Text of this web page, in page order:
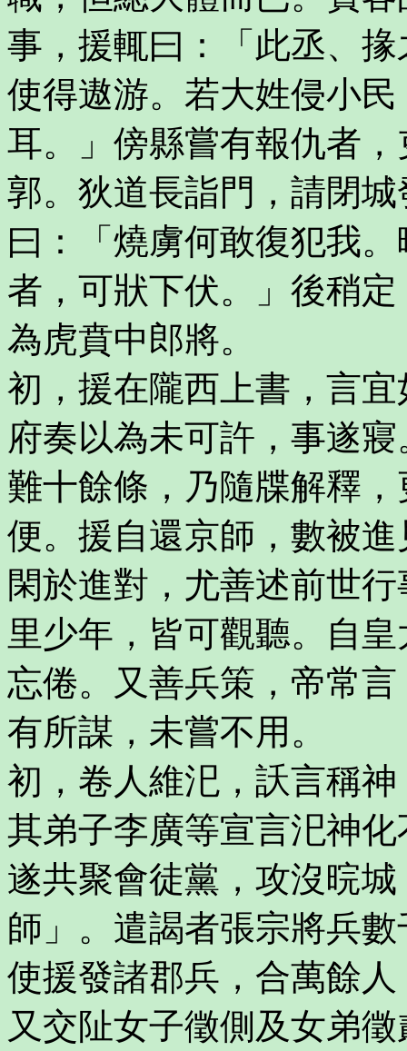
事，援輒曰：「此丞、
使得遨游。若大姓侵小
耳。」傍縣嘗有報仇者
郭。狄道長詣門，請閉
曰：「燒虜何敢復犯我
者，可狀下伏。」後稍
為虎賁中郎將。
初，援在隴西上書，言
府奏以為未可許，事遂
難十餘條，乃隨牒解釋
便。援自還京師，數被
閑於進對，尤善述前世
里少年，皆可觀聽。自
忘倦。又善兵策，帝常
有所謀，未嘗不用。
初，卷人維汜，訞言稱
其弟子李廣等宣言汜神
遂共聚會徒黨，攻沒晥
師」。遣謁者張宗將兵
使援發諸郡兵，合萬餘
又交阯女子徵側及女弟